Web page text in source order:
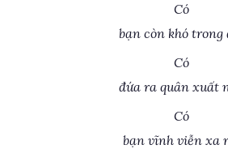
Có
bạn còn khó trong
Có
đứa ra quân xuất
Có
bạn vĩnh viễn xa